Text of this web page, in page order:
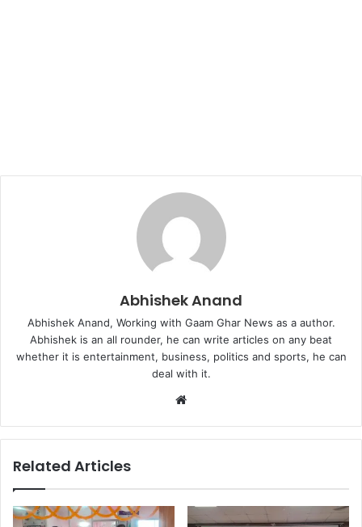
Abhishek Anand
Abhishek Anand, Working with Gaam Ghar News as a author.
Abhishek is an all rounder, he can write articles on any beat
whether it is entertainment, business, politics and sports, he can
deal with it.
Website
Related Articles